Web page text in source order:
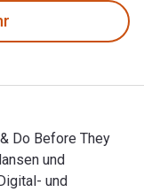
Do Before They
und
und